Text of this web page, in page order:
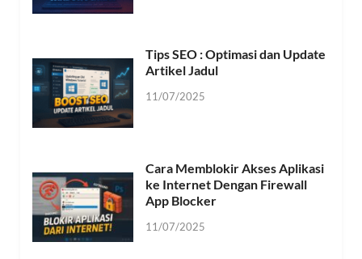
Tips SEO : Optimasi dan Update
Artikel Jadul
11/07/2025
Cara Memblokir Akses Aplikasi
ke Internet Dengan Firewall
App Blocker
11/07/2025